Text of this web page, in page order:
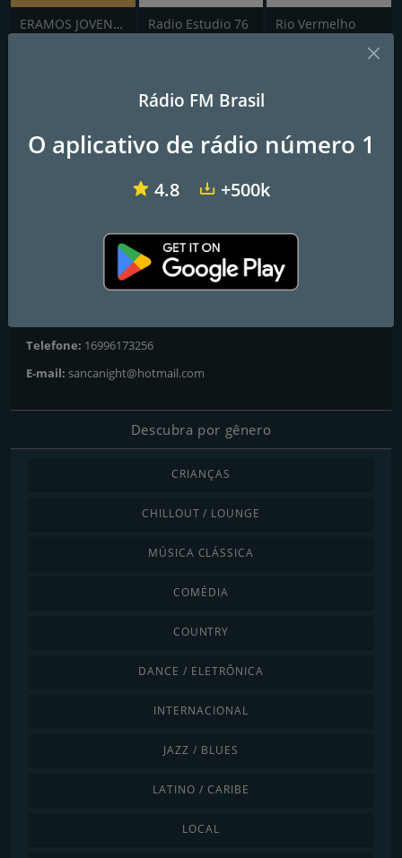
ERAMOS JOVENS WEB RADIO Radio Estudio 76 Rio Vermelho
Web Rádio voltada para o Rock de verdade, além de um Blues
São Carlos: Online
Contatos
Telefone: 16996173256
E-mail: sancanight@hotmail.com
Descubra por gênero
CRIANÇAS
CHILLOUT / LOUNGE
MÚSICA CLÁSSICA
COMÉDIA
COUNTRY
DANCE / ELETRÔNICA
INTERNACIONAL
JAZZ / BLUES
LATINO / CARIBE
LOCAL
Rádio FM Brasil
O aplicativo de rádio número 1
4.8 +500k